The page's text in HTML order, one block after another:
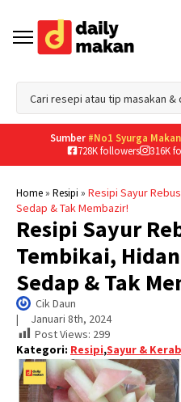
Sumber #No1 Syurga
728K followers
316K
Home» Resipi » Resipi Sayur
Sedap & Tak Membazir!
Resipi Sayur
Tembikai,
Sedap & Tak
Cik Daun
| Januari 8th, 2024
Post Views: 299
Kategori: Resipi,Sayur &